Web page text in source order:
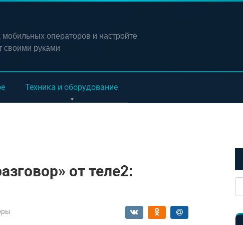
мобильных операторов и настройте
своими руками
Техника и оборудование
от теле2: